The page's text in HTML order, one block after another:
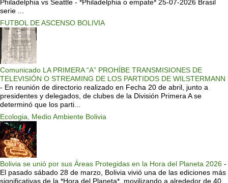
Philadelphia vs Seattle - *Philadelphia o empate* 25-07-2026 Brasil
serie ...
FUTBOL DE ASCENSO BOLIVIA
Comunicado LA PRIMERA “A” PROHÍBE TRANSMISIONES DE
TELEVISIÓN O STREAMING DE LOS PARTIDOS DE WILSTERMANN
- En reunión de directorio realizado en Fecha 20 de abril, junto a
presidentes y delegados, de clubes de la División Primera A se
determinó que los parti...
Ecologia, Medio Ambiente Bolivia
Bolivia se unió por sus Áreas Protegidas en la Hora del Planeta 2026 -
El pasado sábado 28 de marzo, Bolivia vivió una de las ediciones más
significativas de la *Hora del Planeta*, movilizando a alrededor de 40